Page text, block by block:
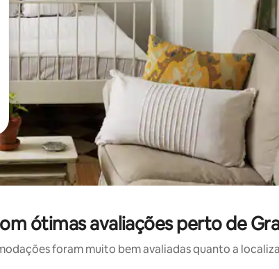
ótimas avaliações perto de
foram muito bem avaliadas quanto a